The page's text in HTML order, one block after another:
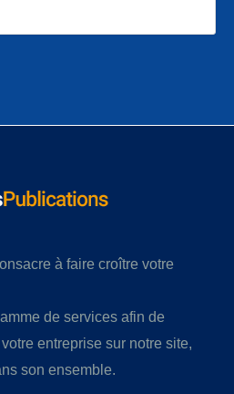
à faire croître votre
de services afin de
entreprise sur notre site,
son ensemble.